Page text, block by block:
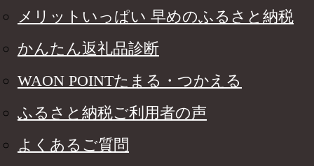
メリットいっぱい 早めのふるさと納税
かんたん返礼品診断
WAON POINTたまる・つかえる
ふるさと納税ご利用者の声
よくあるご質問